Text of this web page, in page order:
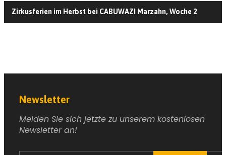
Zirkusferien im Herbst bei CABUWAZI Marzahn, Woche 2
Newsletter
Melden Sie sich jetzte zu unserem kostenlosen
Newsletter an!